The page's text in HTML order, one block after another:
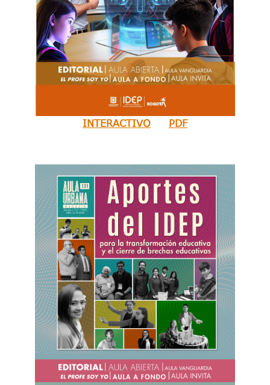
INTERACTIVO PDF